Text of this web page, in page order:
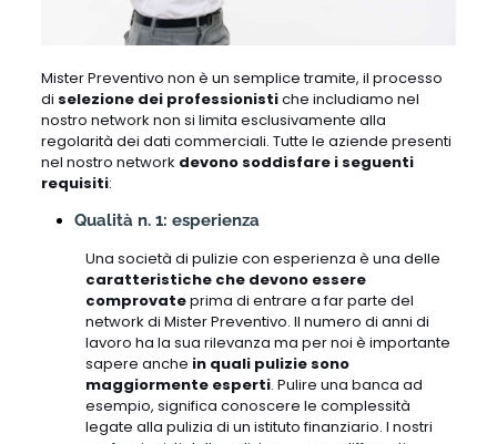
Mister Preventivo non è un semplice tramite, il processo
di selezione dei professionistiche includiamo nel
nostro network non si limita esclusivamente alla
regolarità dei dati commerciali. Tutte le aziende presenti
nel nostro network devono soddisfare i seguenti
requisiti:
Qualità n. 1: esperienza
Una società di pulizie con esperienza è una delle
caratteristiche che devono essere
comprovateprima di entrare a far parte del
network di Mister Preventivo. Il numero di anni di
lavoro ha la sua rilevanza ma per noi è importante
sapere anche in quali pulizie sono
maggiormente esperti. Pulire una banca ad
esempio, significa conoscere le complessità
legate alla pulizia di un istituto finanziario. I nostri